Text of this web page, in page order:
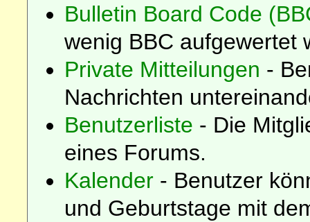
Bulletin Board Code
wenig BBC aufgewertet
Private Mitteilungen -
Nachrichten
Benutzerliste - Die
eines Forums.
Kalender - Benutzer
und Geburtstage mit